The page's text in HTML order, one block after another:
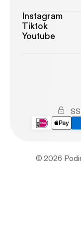
Instagram
Tiktok
Youtube
© 2026